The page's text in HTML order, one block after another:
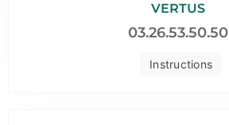
Instructions
VERTUS
03.26.53.50.50